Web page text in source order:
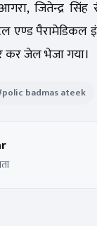
जितेन्द्र सिंह
एण्ड पैरामेडिकल
कर जेल भेजा गया।
badmas ateek